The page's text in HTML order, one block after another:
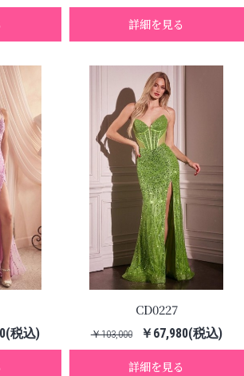
詳細を見る
税込)
CD0227
￥103,000 ￥67,980(税込)
詳細を見る